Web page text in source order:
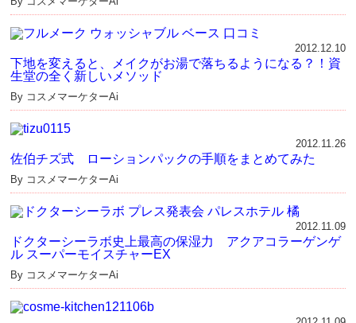
2012.12.10
下地を変えると、メイクがお湯で落ちるようになる？！資
生堂の全く新しいメソッド
By コスメマーケターAi
2012.11.26
佐伯チズ式 ローションパックの手順をまとめてみた
By コスメマーケターAi
2012.11.09
ドクターシーラボ史上最高の保湿力 アクアコラーゲンゲ
ル スーパーモイスチャーEX
By コスメマーケターAi